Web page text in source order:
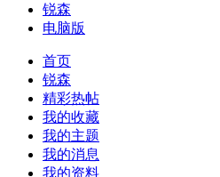
锐森
电脑版
首页
锐森
精彩热帖
我的收藏
我的主题
我的消息
我的资料